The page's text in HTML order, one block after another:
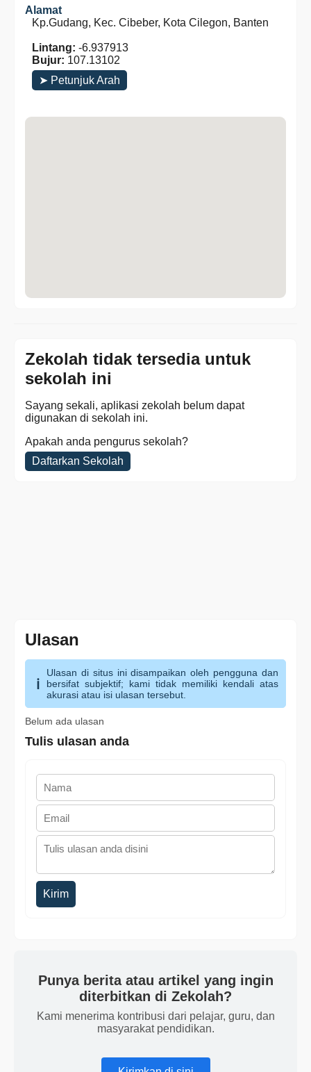
Alamat
Kp.Gudang, Kec. Cibeber, Kota Cilegon, Banten
Lintang: -6.937913
Bujur: 107.13102
➤ Petunjuk Arah
Zekolah tidak tersedia untuk
sekolah ini
Sayang sekali, aplikasi zekolah belum dapat
digunakan di sekolah ini.
Apakah anda pengurus sekolah?
Daftarkan Sekolah
Ulasan
Ulasan di situs ini disampaikan oleh pengguna dan
bersifat subjektif; kami tidak memiliki kendali atas
akurasi atau isi ulasan tersebut.
Belum ada ulasan
Tulis ulasan anda
Kirim
Punya berita atau artikel yang ingin
diterbitkan di Zekolah?
Kami menerima kontribusi dari pelajar, guru, dan
masyarakat pendidikan.